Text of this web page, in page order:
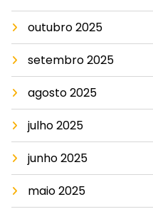
outubro 2025
setembro 2025
agosto 2025
julho 2025
junho 2025
maio 2025